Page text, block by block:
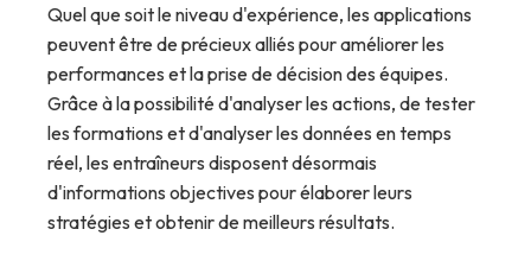
Quel que soit le niveau d'expérience, les applications
peuvent être de précieux alliés pour améliorer les
performances et la prise de décision des équipes.
Grâce à la possibilité d'analyser les actions, de tester
les formations et d'analyser les données en temps
réel, les entraîneurs disposent désormais
d'informations objectives pour élaborer leurs
stratégies et obtenir de meilleurs résultats.